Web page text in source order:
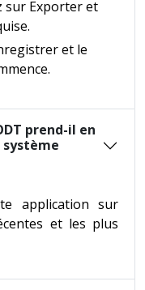
sur Exporter et
et le
prend-il en
application sur
et les plus